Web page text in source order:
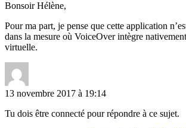
Bonsoir Hélène,
Pour ma part, je pense que cette application
dans la mesure où VoiceOver intègre
virtuelle.
13 novembre 2017 à 19:14
Tu dois être connecté pour répondre à ce sujet.